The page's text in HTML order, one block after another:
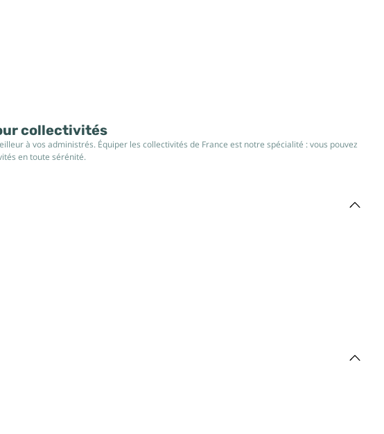
collectivités
à vos administrés. Équiper les collectivités de France est notre spécialité : vous pouvez
en toute sérénité.